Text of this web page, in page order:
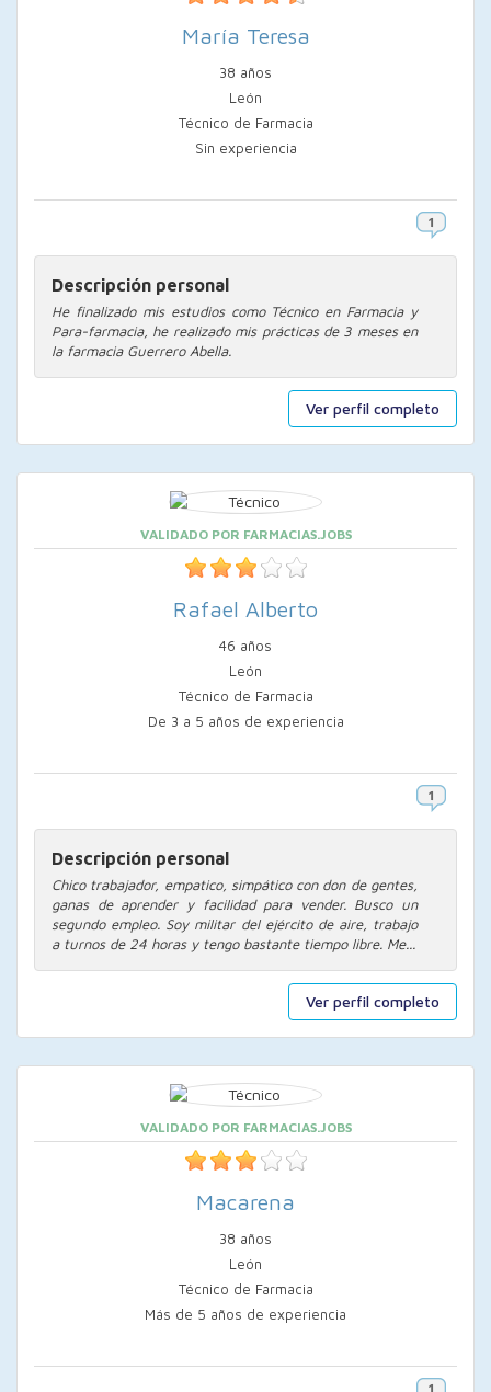
Ver perfil completo
María Teresa
38 años
León
Técnico de Farmacia
Sin experiencia
Descripción personal
He finalizado mis estudios como Técnico en Farmacia y
Para-farmacia, he realizado mis prácticas de 3 meses en
la farmacia Guerrero Abella.
Ver perfil completo
VALIDADO POR FARMACIAS.JOBS
Rafael Alberto
46 años
León
Técnico de Farmacia
De 3 a 5 años de experiencia
Descripción personal
Chico trabajador, empatico, simpático con don de gentes,
ganas de aprender y facilidad para vender. Busco un
segundo empleo. Soy militar del ejército de aire, trabajo
a turnos de 24 horas y tengo bastante tiempo libre. Me...
VALIDADO POR FARMACIAS.JOBS
Macarena
38 años
León
Técnico de Farmacia
Más de 5 años de experiencia